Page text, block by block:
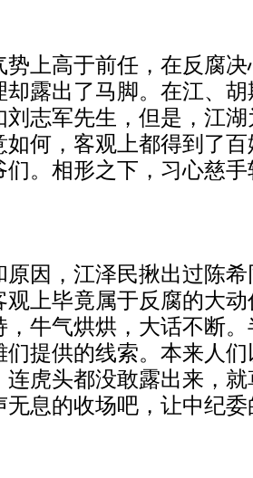
势上高于前任，在反腐
却露出了马脚。在江、
刘志军先生，但是，江
如何，客观上都得到了
们。相形之下，习心慈
原因，江泽民揪出过陈
观上毕竟属于反腐的大
，牛气烘烘，大话不断
们提供的线索。本来人
连虎头都没敢露出来，
无息的收场吧，让中纪